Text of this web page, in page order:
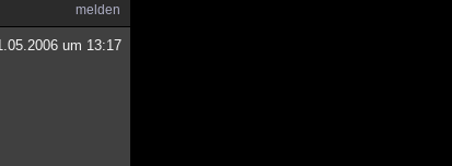
melden
um 13:17